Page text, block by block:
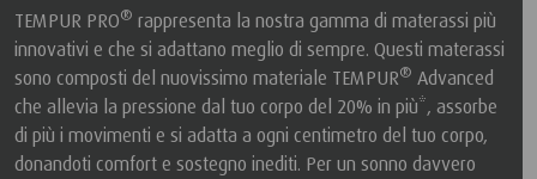
TEMPUR PRO® rappresenta la nostra gamma di materassi più
innovativi e che si adattano meglio di sempre. Questi materassi
sono composti del nuovissimo materiale TEMPUR® Advanced
che allevia la pressione dal tuo corpo del 20% in più*, assorbe
di più i movimenti e si adatta a ogni centimetro del tuo corpo,
donandoti comfort e sostegno inediti. Per un sonno davvero